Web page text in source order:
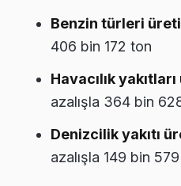
Benzin türleri
406 bin 172 ton
Havacılık
azalışla 364 bin
Denizcilik yakıtı
azalışla 149 bin